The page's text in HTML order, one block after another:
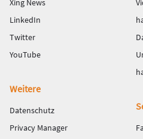
Xing News
LinkedIn
Twitter
YouTube
Weitere
Datenschutz
Privacy Manager